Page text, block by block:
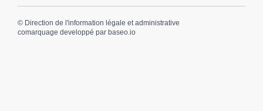
© Direction de l'information légale et administrative
comarquage developpé par baseo.io